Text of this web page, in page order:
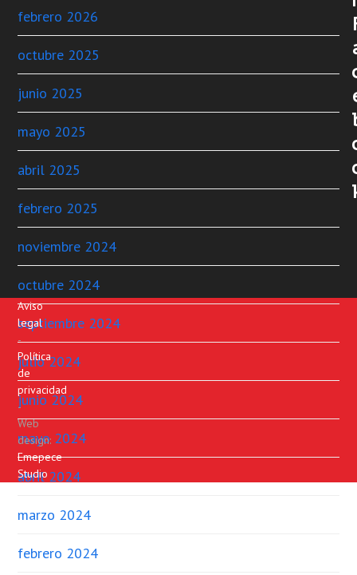
febrero 2026
octubre 2025
junio 2025
mayo 2025
abril 2025
febrero 2025
noviembre 2024
octubre 2024
septiembre 2024
julio 2024
junio 2024
mayo 2024
abril 2024
marzo 2024
febrero 2024
Aviso
legal
-
Política
de
privacidad
-
Web
design:
Emepece
Studio